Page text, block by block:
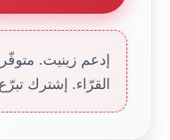
إدعم زينيت.
القرّاء. إشترك تبرّع